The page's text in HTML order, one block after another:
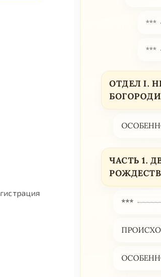
***
***
ОТДЕЛ I.
ЧАСТЬ 1.
***